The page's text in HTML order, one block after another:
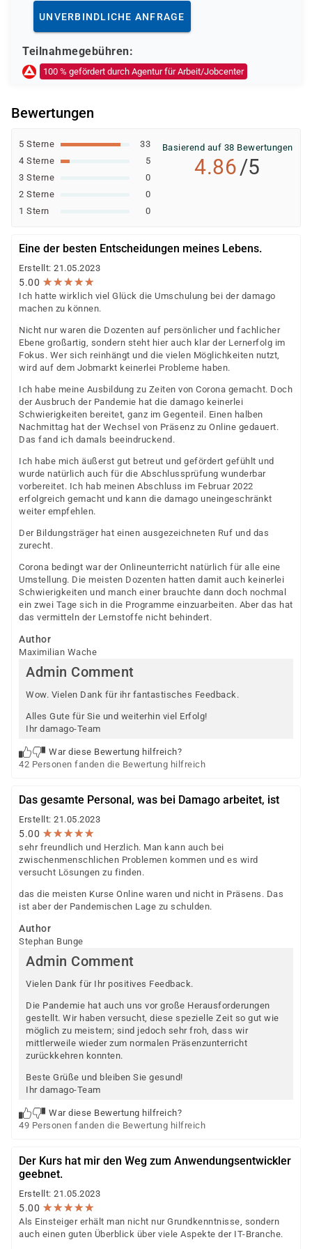
Deutsche Rentenversicherung
Europäischer Sozialfonds (ESF)
Weitere öffentliche oder private Kostenträger
Ob eine Förderung oder Kostenübernahme möglich ist,
individuellen Prüfung Ihrer persönlichen
Voraussetzungen und Förderfähigkeit.
UNVERBINDLICHE ANFRAGE
Teilnahmegebühren:
100 % gefördert durch Agentur für Arbeit/Jobcenter
Bewertungen
5 Sterne
33
4 Sterne
5
3 Sterne
0
2 Sterne
0
1 Stern
0
Basierend auf 38 Bewertungen
4.86/5
Eine der besten Entscheidungen meines Lebens.
Erstellt: 21.05.2023
5.00 ★★★★★
★★★★★
Ich hatte wirklich viel Glück die Umschulung bei der damago
machen zu können.
Nicht nur waren die Dozenten auf persönlicher und fachlicher
Ebene großartig, sondern steht hier auch klar der Lernerfolg im
Fokus. Wer sich reinhängt und die vielen Möglichkeiten nutzt,
wird auf dem Jobmarkt keinerlei Probleme haben.
Ich habe meine Ausbildung zu Zeiten von Corona gemacht. Doch
der Ausbruch der Pandemie hat die damago keinerlei
Schwierigkeiten bereitet, ganz im Gegenteil. Einen halben
Nachmittag hat der Wechsel von Präsenz zu Online gedauert.
Das fand ich damals beeindruckend.
Ich habe mich äußerst gut betreut und gefördert gefühlt und
wurde natürlich auch für die Abschlussprüfung wunderbar
vorbereitet. Ich hab meinen Abschluss im Februar 2022
erfolgreich gemacht und kann die damago uneingeschränkt
weiter empfehlen.
Der Bildungsträger hat einen ausgezeichneten Ruf und das
zurecht.
Corona bedingt war der Onlineunterricht natürlich für alle eine
Umstellung. Die meisten Dozenten hatten damit auch keinerlei
Schwierigkeiten und manch einer brauchte dann doch nochmal
ein zwei Tage sich in die Programme einzuarbeiten. Aber das hat
das vermitteln der Lernstoffe nicht behindert.
Author
Maximilian Wache
Admin Comment
Wow. Vielen Dank für ihr fantastisches Feedback.
Alles Gute für Sie und weiterhin viel Erfolg!
Ihr damago-Team
War diese Bewertung hilfreich?
42 Personen fanden die Bewertung hilfreich
Das gesamte Personal, was bei Damago arbeitet, ist
Erstellt: 21.05.2023
5.00 ★★★★★
★★★★★
sehr freundlich und Herzlich. Man kann auch bei
zwischenmenschlichen Problemen kommen und es wird
versucht Lösungen zu finden.
das die meisten Kurse Online waren und nicht in Präsens. Das
ist aber der Pandemischen Lage zu schulden.
Author
Stephan Bunge
Admin Comment
Vielen Dank für Ihr positives Feedback.
Die Pandemie hat auch uns vor große Herausforderungen
gestellt. Wir haben versucht, diese spezielle Zeit so gut wie
möglich zu meistern; sind jedoch sehr froh, dass wir
mittlerweile wieder zum normalen Präsenzunterricht
zurückkehren konnten.
Beste Grüße und bleiben Sie gesund!
Ihr damago-Team
War diese Bewertung hilfreich?
49 Personen fanden die Bewertung hilfreich
Der Kurs hat mir den Weg zum Anwendungsentwickler
geebnet.
Erstellt: 21.05.2023
5.00 ★★★★★
★★★★★
Als Einsteiger erhält man nicht nur Grundkenntnisse, sondern
auch einen guten Überblick über viele Aspekte der IT-Branche.